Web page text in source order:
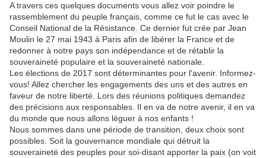
A travers ces quelques documents vous allez voir poindre le
rassemblement du peuple français, comme ce fut le cas avec le
Conseil National de la Résistance. Ce dernier fut crée par Jean
Moulin le 27 mai 1943 à Paris afin de libérer la France et de
redonner à notre pays son indépendance et de rétablir la
souveraineté populaire et la souveraineté nationale.
Les élections de 2017 sont déterminantes pour l'avenir. Informez-
vous! Allez chercher les engagements des uns et des autres en
faveur de notre liberté. Lors des réunions politiques demandez
des précisions aux responsables. Il en va de notre avenir, il en va
du monde que nous allons léguer à nos enfants !
Nous sommes dans une période de transition, deux choix sont
possibles. Soit la gouvernance mondiale qui détruit la
souveraineté des peuples pour soi-disant apporter la paix (on voit